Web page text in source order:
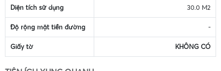
Diện tích sử dụng 30.0 M2
Độ rộng mặt tiền đường -
Giấy tờ KHÔNG CÓ